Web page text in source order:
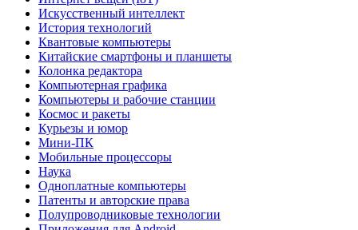
Искусственный интеллект
История технологий
Квантовые компьютеры
Китайские смартфоны и планшеты
Колонка редактора
Компьютерная графика
Компьютеры и рабочие станции
Космос и ракеты
Курьезы и юмор
Мини-ПК
Мобильные процессоры
Наука
Одноплатные компьютеры
Патенты и авторские права
Полупроводниковые технологии